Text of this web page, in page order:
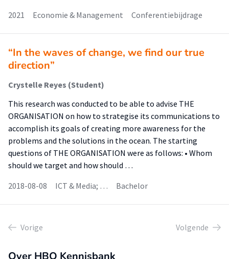
2021
Economie & Management Conferentiebijdrage
“In the waves of change, we find our true
direction”
Crystelle Reyes (Student)
This research was conducted to be able to advise THE
ORGANISATION on how to strategise its communications to
accomplish its goals of creating more awareness for the
problems and the solutions in the ocean. The starting
questions of THE ORGANISATION were as follows: • Whom
should we target and how should …
2018-08-08
ICT & Media; … Bachelor
Vorige Volgende
Over HBO Kennisbank